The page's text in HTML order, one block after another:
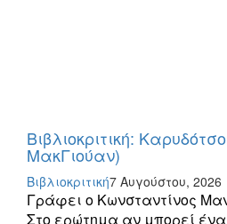
Βιβλιοκριτική:
ΜακΓιούαν)
Βιβλιοκριτική7 Αυγούστου, 2026
Γράφει ο Κωνσταντίνος
Στο ερώτημα αν μπορεί